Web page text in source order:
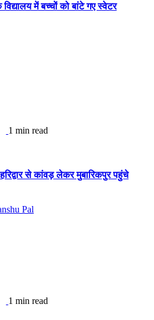
में बच्चों को बांटे गए स्वेटर
1 min read
से कांवड़ लेकर मुबारिकपुर पहुंचे
Pal
1 min read